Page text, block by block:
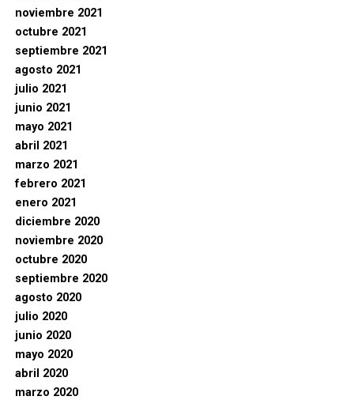
noviembre 2021
octubre 2021
septiembre 2021
agosto 2021
julio 2021
junio 2021
mayo 2021
abril 2021
marzo 2021
febrero 2021
enero 2021
diciembre 2020
noviembre 2020
octubre 2020
septiembre 2020
agosto 2020
julio 2020
junio 2020
mayo 2020
abril 2020
marzo 2020